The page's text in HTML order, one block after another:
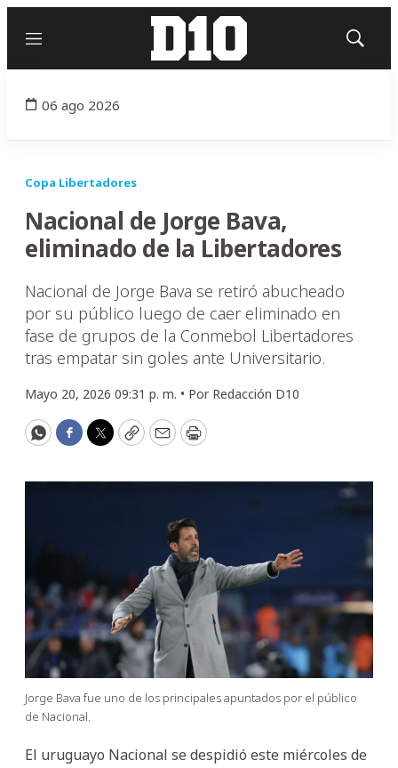
Menú
Mostrar
06 ago 2026
Copa Libertadores
Nacional de Jorge Bava,
eliminado de la Libertadores
Nacional de Jorge Bava se retiró abucheado
por su público luego de caer eliminado en
fase de grupos de la Conmebol Libertadores
tras empatar sin goles ante Universitario.
Mayo 20, 2026 09:31 p. m. • Por Redacción D10
WhatsApp
Facebook
Twitter
CopyEmailPrint
Jorge Bava fue uno de los principales apuntados por el público
de Nacional.
El uruguayo Nacional se despidió este miércoles de